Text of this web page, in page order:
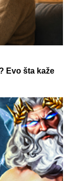
Evo šta kaže